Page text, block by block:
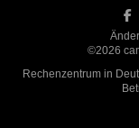
©2026
Rechenzentrum in